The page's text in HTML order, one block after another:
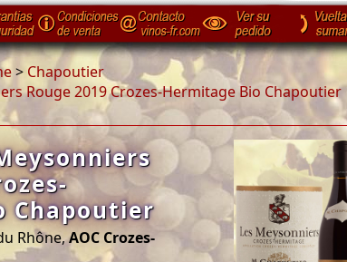
> Chapoutier
Rouge 2019 Crozes-Hermitage Bio Chapoutier
Chapoutier
Rhône,AOC Crozes-